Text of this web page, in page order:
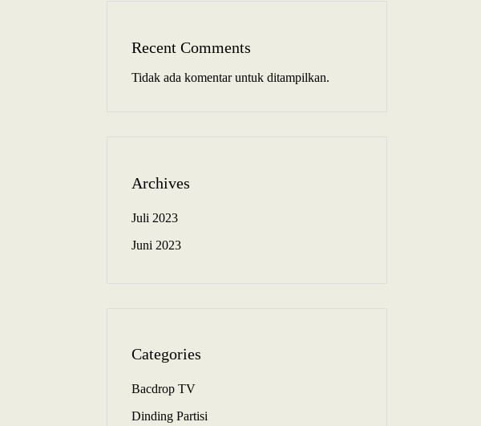
Recent Comments
Tidak ada komentar untuk ditampilkan.
Archives
Juli 2023
Juni 2023
Categories
Bacdrop TV
Dinding Partisi